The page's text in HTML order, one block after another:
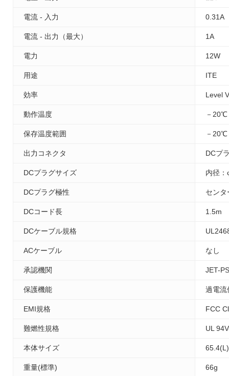
電流 - 入力 0.31A
電流 - 出力（最大） 1A
電力 12W
用途 ITE
効率 Level
動作温度 －
保存温度範囲 －
出力コネクタ DCプ
DCプラグサイズ 内径
DCプラグ極性 センタ
DCコード長 1.5m
DCケーブル規格
ACケーブル なし
承認機関 JET-
保護機能 過電流
EMI規格 FCC
難燃性規格 UL
本体サイズ
重量(標準) 66g